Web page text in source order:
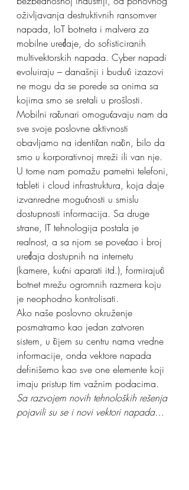
oživljavanja destruktivnih ransomver
napada, IoT botneta i malvera za
mobilne uređaje, do sofisticiranih
multivektorskih napada. Cyber napadi
evoluiraju – današnji i budući izazovi
ne mogu da se porede sa onima sa
kojima smo se sretali u prošlosti.
Mobilni računari omogućavaju nam da
sve svoje poslovne aktivnosti
obavljamo na identičan način, bilo da
smo u korporativnoj mreži ili van nje.
U tome nam pomažu pametni telefoni,
tableti i cloud infrastruktura, koja daje
izvanredne mogućnosti u smislu
dostupnosti informacija. Sa druge
strane, IT tehnologija postala je
realnost, a sa njom se povećao i broj
uređaja dostupnih na internetu
(kamere, kućni aparati itd.), formirajući
botnet mrežu ogromnih razmera koju
je neophodno kontrolisati.
Ako naše poslovno okruženje
posmatramo kao jedan zatvoren
sistem, u čijem su centru nama vredne
informacije, onda vektore napada
definišemo kao sve one elemente koji
imaju pristup tim važnim podacima.
Sa razvojem novih tehnoloških rešenja
pojavili su se i novi vektori napada…